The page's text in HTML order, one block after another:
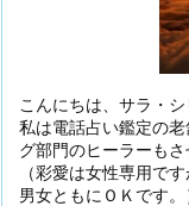
こんにちは、サラ・シ
私は電話占い鑑定の
グ部門のヒーラーもさ
（彩愛は女性専用で
男女ともにＯＫです